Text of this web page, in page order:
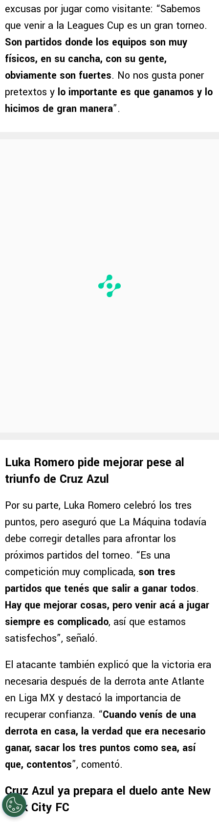
excusas por jugar como visitante: “Sabemos
que venir a la Leagues Cup es un gran torneo.
Son partidos donde los equipos son muy
físicos, en su cancha, con su gente,
obviamente son fuertes. No nos gusta poner
pretextos y lo importante es que ganamos y lo
hicimos de gran manera”.
Luka Romero pide mejorar pese al
triunfo de Cruz Azul
Por su parte, Luka Romero celebró los tres
puntos, pero aseguró que La Máquina todavía
debe corregir detalles para afrontar los
próximos partidos del torneo. “Es una
competición muy complicada, son tres
partidos que tenés que salir a ganar todos.
Hay que mejorar cosas, pero venir acá a jugar
siempre es complicado, así que estamos
satisfechos”, señaló.
El atacante también explicó que la victoria era
necesaria después de la derrota ante Atlante
en Liga MX y destacó la importancia de
recuperar confianza. “Cuando venís de una
derrota en casa, la verdad que era necesario
ganar, sacar los tres puntos como sea, así
que, contentos”, comentó.
Cruz Azul ya prepara el duelo ante New
York City FC